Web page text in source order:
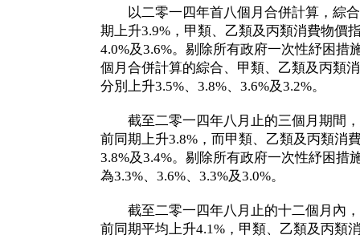
以二零一四年首八個月合併計算，綜合
期上升3.9%，甲類、乙類及丙類消費物價
4.0%及3.6%。剔除所有政府一次性紓困措
個月合併計算的綜合、甲類、乙類及丙類
分別上升3.5%、3.8%、3.6%及3.2%。
截至二零一四年八月止的三個月期間，
前同期上升3.8%，而甲類、乙類及丙類消
3.8%及3.4%。剔除所有政府一次性紓困措
為3.3%、3.6%、3.3%及3.0%。
截至二零一四年八月止的十二個月內，
前同期平均上升4.1%，甲類、乙類及丙類